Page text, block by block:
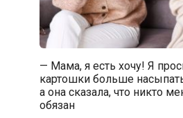
— Мама, я есть хочу! Я
картошки больше
а она сказала, что никто
обязан